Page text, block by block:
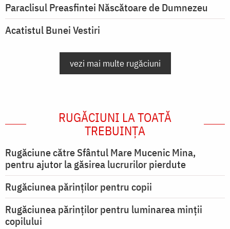
Paraclisul Preasfintei Născătoare de Dumnezeu
Acatistul Bunei Vestiri
vezi mai multe rugăciuni
RUGĂCIUNI LA TOATĂ
TREBUINȚA
Rugăciune către Sfântul Mare Mucenic Mina,
pentru ajutor la găsirea lucrurilor pierdute
Rugăciunea părinților pentru copii
Rugăciunea părinților pentru luminarea minţii
copilului